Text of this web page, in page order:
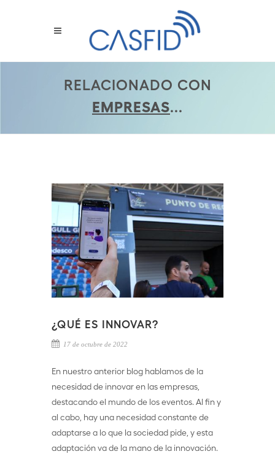
RELACIONADO CON
EMPRESAS...
¿QUÉ ES INNOVAR?
17 de octubre de 2022
En nuestro anterior blog hablamos de la
necesidad de innovar en las empresas,
destacando el mundo de los eventos. Al fin y
al cabo, hay una necesidad constante de
adaptarse a lo que la sociedad pide, y esta
adaptación va de la mano de la innovación.